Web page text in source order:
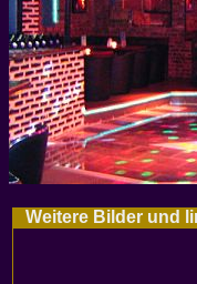
Weitere Bilder und